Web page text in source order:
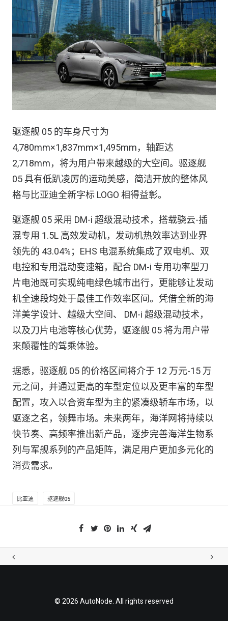
驱逐舰 05 的车身尺寸为
4,780mm×1,837mm×1,495mm，轴距达
2,718mm，将为用户带来越级的大空间。驱逐舰
05 具有低趴凌厉的运动美感，简洁开放的整体风
格与比亚迪全新字标 LOGO 相得益彰。
驱逐舰 05 采用 DM-i 超级混动技术，搭载骁云-插
混专用 1.5L 高效发动机，发动机热效率达到业界
领先的 43.04%；EHS 电混系统集成了双电机、双
电控和专用混动变速箱，配合 DM-i 专用功率型刀
片电池既可实现纯电绿色城市出行，更能够让发动
机全速段均处于最佳工作效率区间。凭借全新的海
洋美学设计、越级大空间、 DM-i 超级混动技术，
以及刀片电池等核心优势，驱逐舰 05 将为用户带
来颠覆性的驾乘体验。
据悉，驱逐舰 05 的价格区间将介于 12 万元-15 万
元之间，并通过更高的车型定位以及更丰富的车型
配置，攻入以合资车型为主的紧凑级轿车市场，以
驱逐之名，领舞市场。未来两年，海洋网将持续以
快节奏、高频率推出新产品，逐步完善海洋生物系
列与军舰系列的产品矩阵，满足用户更加多元化的
消费需求。
比亚迪 驱逐舰05
© 2026 AutoNode. All rights reserved